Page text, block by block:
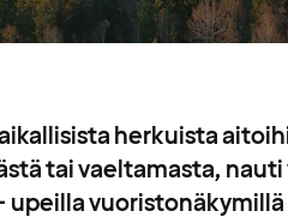
herkuista
tai vaeltamasta, nauti
upeilla